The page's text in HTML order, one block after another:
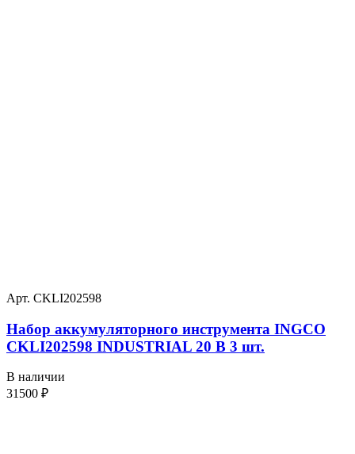
Арт. CKLI202598
Набор аккумуляторного инструмента INGCO
CKLI202598 INDUSTRIAL 20 В 3 шт.
В наличии
31500 ₽